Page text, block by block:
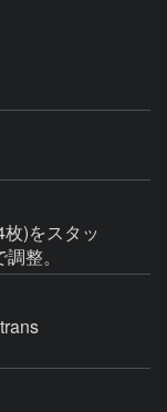
)をスタッ